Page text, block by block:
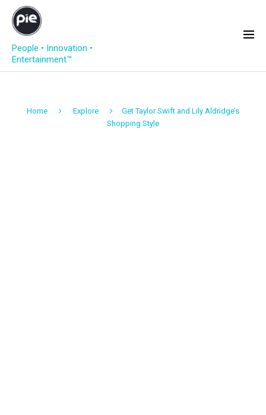
People • Innovation •
Entertainment™
Home Explore
Get Taylor Swift and Lily Aldridge’s
Shopping Style